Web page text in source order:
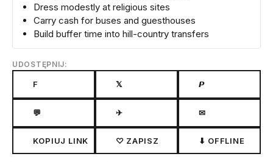
Dress modestly at religious sites
Carry cash for buses and guesthouses
Build buffer time into hill-country transfers
UDOSTĘPNIJ:
F 𝕏 𝙋
💬 ✈ ✉
KOPIUJ LINK ♡ ZAPISZ ⬇ OFFLINE